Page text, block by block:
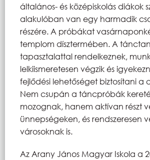
általános- és középiskolás diákok
alakulóban van egy harmadik
részére. A próbákat
templom dísztermében. A
tapasztalattal rendelkeznek,
lelkiismeretesen végzik és
fejlődési lehetőséget biztosítani a
Nem csupán a táncpróbák
mozognak, hanem aktívan részt
ünnepségeken, és rendszeresen
városoknak is.
Az Arany János Magyar Iskola a